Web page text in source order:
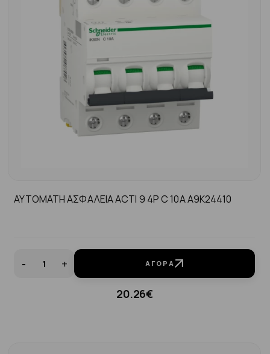
ΑΥΤΟΜΑΤΗ ΑΣΦΑΛΕΙΑ ACTI 9 4P C 10A A9K24410
- + ΑΓΟΡΆ
20.26€